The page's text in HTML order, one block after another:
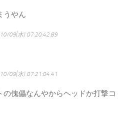
うやん
09(水) 07:20:42.89
09(水) 07:21:04.41
傀儡なんやからヘッドか打撃コ